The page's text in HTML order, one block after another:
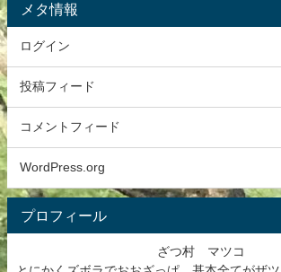
メタ情報
ログイン
投稿フィード
コメントフィード
WordPress.org
プロフィール
ざつ村 マツコ